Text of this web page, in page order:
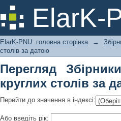
ElarK-
Перегляд
ElarK-PNU: головна сторінка →
столів за датою
Перегляд
круглих столів за
Перейти до значення в індексі:
Або введіть рік: